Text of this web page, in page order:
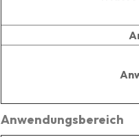
Anwendungsbereich